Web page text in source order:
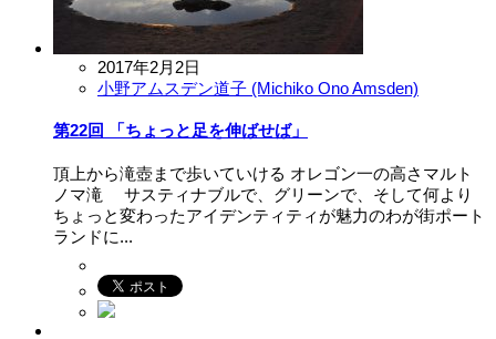
2017年2月2日
小野アムスデン道子 (Michiko Ono Amsden)
第22回 「ちょっと足を伸ばせば」
頂上から滝壺まで歩いていける オレゴン一の高さマルト
ノマ滝 サスティナブルで、グリーンで、そして何より
ちょっと変わったアイデンティティが魅力のわが街ポート
ランドに...